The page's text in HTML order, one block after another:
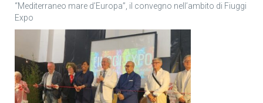
“Mediterraneo mare d’Europa”, il convegno nell’ambito di Fiuggi
Expo